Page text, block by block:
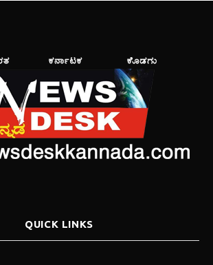
QUICK LINKS